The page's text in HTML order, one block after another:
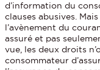
d’information du
clauses abusives.
l’avènement du
assuré et pas
vue, les deux droits
consommateur